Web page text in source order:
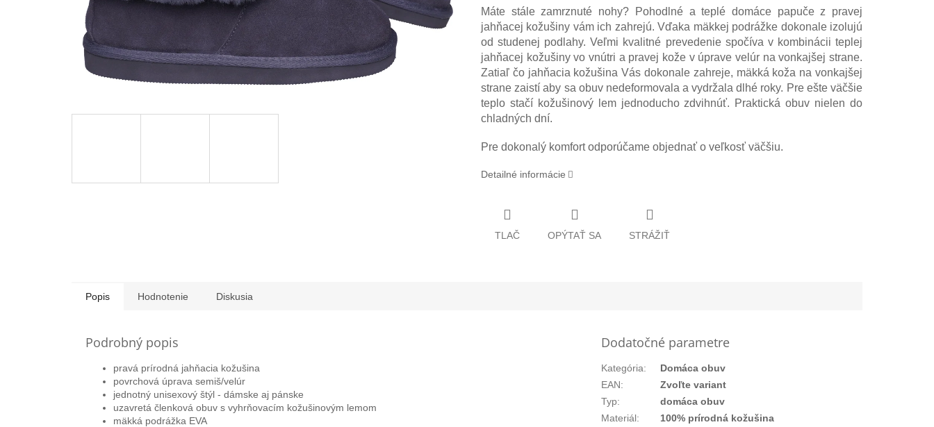
Máte stále zamrznuté nohy? Pohodlné a teplé domáce papuče z pravej
jahňacej kožušiny vám ich zahrejú. Vďaka mäkkej podrážke dokonale izolujú
od studenej podlahy. Veľmi kvalitné prevedenie spočíva v kombinácii teplej
jahňacej kožušiny vo vnútri a pravej kože v úprave velúr na vonkajšej strane.
Zatiaľ čo jahňacia kožušina Vás dokonale zahreje, mäkká koža na vonkajšej
strane zaistí aby sa obuv nedeformovala a vydržala dlhé roky. Pre ešte väčšie
teplo stačí kožušinový lem jednoducho zdvihnúť. Praktická obuv nielen do
chladných dní.
Pre dokonalý komfort odporúčame objednať o veľkosť väčšiu.
Detailné informácie
TLAČ OPÝTAŤ SA STRÁŽIŤ
Popis Hodnotenie Diskusia
Podrobný popis
pravá prírodná jahňacia kožušina
povrchová úprava semiš/velúr
jednotný unisexový štýl - dámske aj pánske
uzavretá členková obuv s vyhrňovacím kožušinovým lemom
mäkká podrážka EVA
Dodatočné parametre
Kategória:
Domáca obuv
EAN:
Zvoľte variant
Typ:
domáca obuv
Materiál:
100% prírodná kožušina